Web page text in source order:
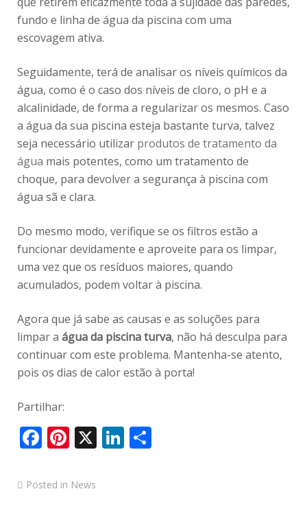
fundo e linha de água da piscina com uma
escovagem ativa.
Seguidamente, terá de analisar os níveis químicos da
água, como é o caso dos níveis de cloro, o pH e a
alcalinidade, de forma a regularizar os mesmos. Caso
a água da sua piscina esteja bastante turva, talvez
seja necessário utilizar produtos de tratamento da
água mais potentes, como um tratamento de
choque, para devolver a segurança à piscina com
água sã e clara.
Do mesmo modo, verifique se os filtros estão a
funcionar devidamente e aproveite para os limpar,
uma vez que os resíduos maiores, quando
acumulados, podem voltar à piscina.
Agora que já sabe as causas e as soluções para
limpar a água da piscina turva, não há desculpa para
continuar com este problema. Mantenha-se atento,
pois os dias de calor estão à porta!
Partilhar:
Facebook
Pinterest
X LinkedIn
Posted in News